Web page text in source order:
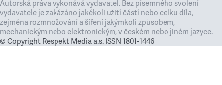
Autorská práva vykonává vydavatel. Bez písemného svolení
vydavatele je zakázáno jakékoli užití částí nebo celku díla,
zejména rozmnožování a šíření jakýmkoli způsobem,
mechanickým nebo elektronickým, v českém nebo jiném jazyce.
© Copyright Respekt Media a.s. ISSN 1801-1446